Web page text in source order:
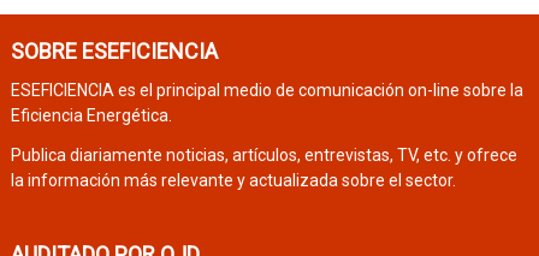
SOBRE ESEFICIENCIA
ESEFICIENCIA es el principal medio de comunicación on-line sobre la
Eficiencia Energética.
Publica diariamente noticias, artículos, entrevistas, TV, etc. y ofrece
la información más relevante y actualizada sobre el sector.